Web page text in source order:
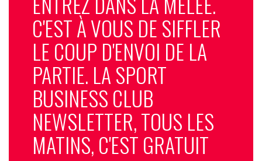
C'EST À VOUS DE SIFFLER
LE COUP D'ENVOI DE LA
PARTIE. LA SPORT
BUSINESS CLUB
NEWSLETTER, TOUS LES
MATINS, C'EST GRATUIT